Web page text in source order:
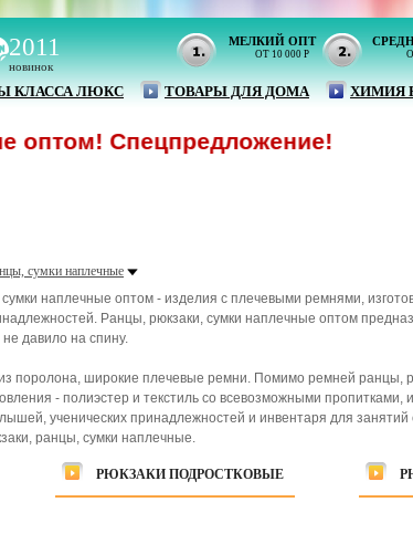
2011
новинок
МЕЛКИЙ ОПТ
ОТ 10 000 Р
КЛАССА ЛЮКС ТОВАРЫ ДЛЯ ДОМА ХИМИЯ
сумки наплечные
наплечные оптом - изделия с плечевыми ремнями,
Ранцы, рюкзаки, сумки наплечные оптом
давило на спину.
поролона, широкие плечевые ремни. Помимо ремней ранцы,
- полиэстер и текстиль со всевозможными
ученических принадлежностей и инвентаря для
ранцы, сумки наплечные.
РЮКЗАКИ ПОДРОСТКОВЫЕ